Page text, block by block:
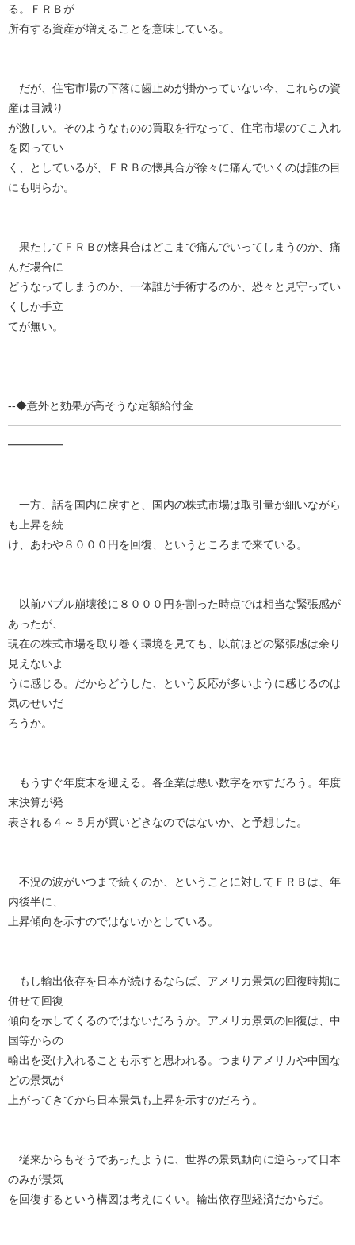
る。ＦＲＢが
所有する資産が増えることを意味している。
だが、住宅市場の下落に歯止めが掛かっていない今、これらの資
産は目減り
が激しい。そのようなものの買取を行なって、住宅市場のてこ入れ
を図ってい
く、としているが、ＦＲＢの懐具合が徐々に痛んでいくのは誰の目
にも明らか。
果たしてＦＲＢの懐具合はどこまで痛んでいってしまうのか、痛
んだ場合に
どうなってしまうのか、一体誰が手術するのか、恐々と見守ってい
くしか手立
てが無い。
--◆意外と効果が高そうな定額給付金
━━━━━━━━━━━━━━━━━━━━━━━━━━━━━━
━━━━━
一方、話を国内に戻すと、国内の株式市場は取引量が細いながら
も上昇を続
け、あわや８０００円を回復、というところまで来ている。
以前バブル崩壊後に８０００円を割った時点では相当な緊張感が
あったが、
現在の株式市場を取り巻く環境を見ても、以前ほどの緊張感は余り
見えないよ
うに感じる。だからどうした、という反応が多いように感じるのは
気のせいだ
ろうか。
もうすぐ年度末を迎える。各企業は悪い数字を示すだろう。年度
末決算が発
表される４～５月が買いどきなのではないか、と予想した。
不況の波がいつまで続くのか、ということに対してＦＲＢは、年
内後半に、
上昇傾向を示すのではないかとしている。
もし輸出依存を日本が続けるならば、アメリカ景気の回復時期に
併せて回復
傾向を示してくるのではないだろうか。アメリカ景気の回復は、中
国等からの
輸出を受け入れることも示すと思われる。つまりアメリカや中国な
どの景気が
上がってきてから日本景気も上昇を示すのだろう。
従来からもそうであったように、世界の景気動向に逆らって日本
のみが景気
を回復するという構図は考えにくい。輸出依存型経済だからだ。